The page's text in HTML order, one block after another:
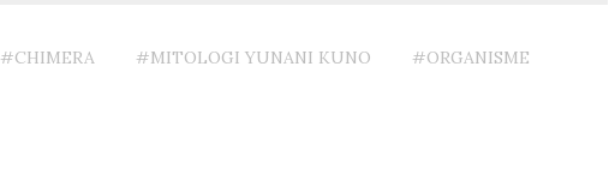
#CHIMERA #MITOLOGI YUNANI KUNO #ORGANISME